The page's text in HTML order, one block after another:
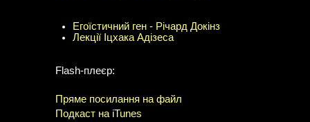
Егоїстичний ген - Річард Докінз
Лекції Іцхака Адізеса
Flash-плеєр:
Пряме посилання на файл
Подкаст на iTunes